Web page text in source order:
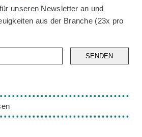
unseren Newsletter an und
aus der Branche (23x pro
SENDEN